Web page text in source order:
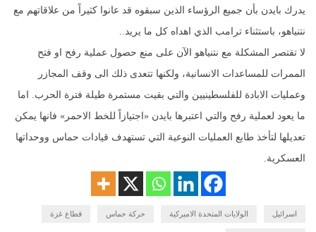
يدرك بايدن بأن جميع الرؤساء الذين سبقوه قد عانوا كثيراً من علاقاتهم مع
نتنياهو، باستثناء ترامب الذي اهداه كل ما يريد..
لا تقتصر المشكلة مع نتنياهو الآن على منع حصول عملية رفح او فتح
الممرات للمساعدات الانسانية، ولكنها تتعدى ذلك الى وقف المجازر
وعمليات الابادة للفلسطينيين والتي بقيت مستمرة طيلة فترة الحرب. اما
ما يعود لعملية رفح والتي اعتبرها بايدن «اجتيازاً للخط الاحمر» فانها يمكن
تعديلها لتأخذ طابع العمليات النوعية التي تستهدف قيادات حماس ووحداتها
العسكرية.
اسرائيل الولايات المتحدة الاميركية حركة حماس قطاع غزة